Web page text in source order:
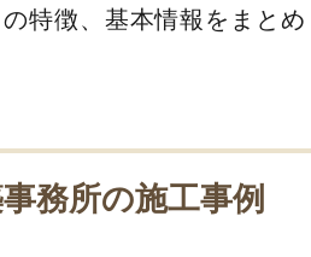
特徴、基本情報をまとめ
務所の施工事例